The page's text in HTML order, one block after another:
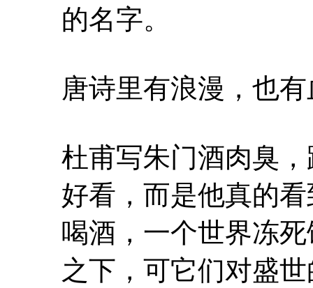
的名字。
唐诗里有浪漫，也
杜甫写朱门酒肉臭
好看，而是他真的
喝酒，一个世界冻
之下，可它们对盛